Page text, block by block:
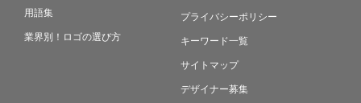
用語集
業界別！ロゴの選び方
プライバシーポリシー
キーワード一覧
サイトマップ
デザイナー募集